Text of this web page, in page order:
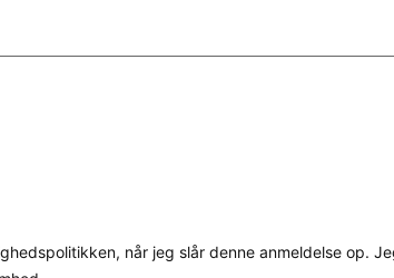
når jeg slår denne anmeldelse op.